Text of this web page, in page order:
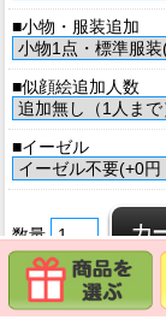
■小物・服装追加
■似顔絵追加人数
■イーゼル
数量
返品について